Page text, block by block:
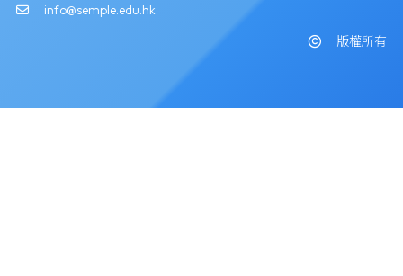
info@semple.edu.hk
版權所有